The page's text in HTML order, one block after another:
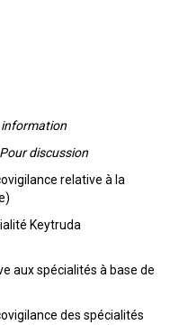
information
Pour discussion
relative à la
Keytruda
aux spécialités à base de
des spécialités